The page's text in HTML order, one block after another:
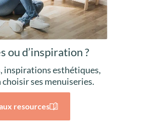
ou d’inspiration ?
inspirations esthétiques,
ses menuiseries.
resources